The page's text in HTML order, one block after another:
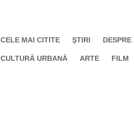
CELE MAI CITITE ŞTIRI DESPRE
CULTURĂ URBANĂ ARTE FILM